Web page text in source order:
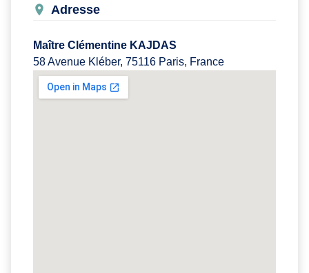
Adresse
Maître Clémentine KAJDAS
58 Avenue Kléber, 75116 Paris, France